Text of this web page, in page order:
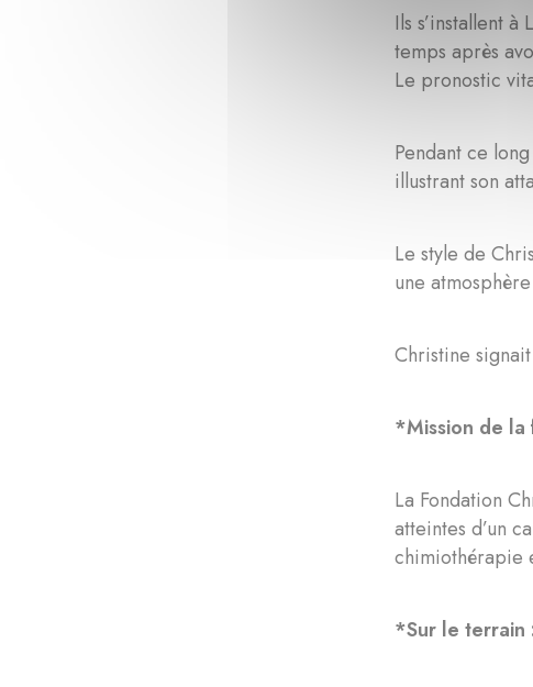
Ils s’installent
temps après
Le pronostic
Pendant ce
illustrant son
Le style de
une
Christine
*Mission de la
La Fondation
atteintes d’un
chimiothérapie
*Sur le terrain